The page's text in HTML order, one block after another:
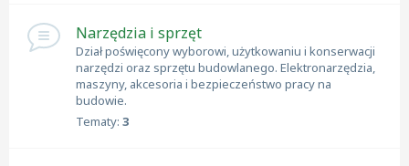
Narzędzia i sprzęt
Dział poświęcony wyborowi, użytkowaniu i konserwacji
narzędzi oraz sprzętu budowlanego. Elektronarzędzia,
maszyny, akcesoria i bezpieczeństwo pracy na
budowie.
Tematy: 3